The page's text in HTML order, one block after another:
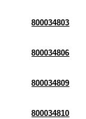
800034803
800034806
800034809
800034810